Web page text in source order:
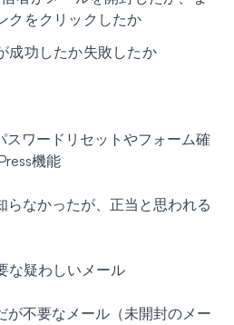
クをクリックしたか
成功したか失敗したか
スワードリセットやフォーム確
機能
らなかったが、正当と思われる
な疑わしいメール
が不要なメール（未開封のメー